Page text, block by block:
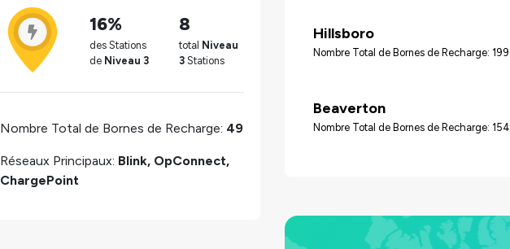
16%
des Stations
de Niveau 3
8
total Niveau
3 Stations
Nombre Total de Bornes de Recharge: 49
Réseaux Principaux: Blink, OpConnect,
ChargePoint
Hillsboro
Nombre Total de Bornes de Recharge: 199
Beaverton
Nombre Total de Bornes de Recharge: 154